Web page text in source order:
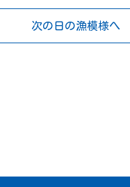
次の日の漁模様へ